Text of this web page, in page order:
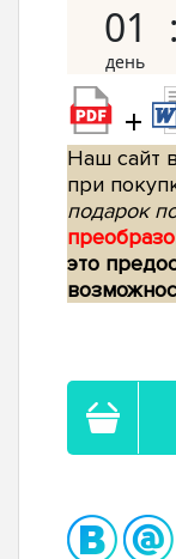
01
+
Наш сайт
при
подарок
это